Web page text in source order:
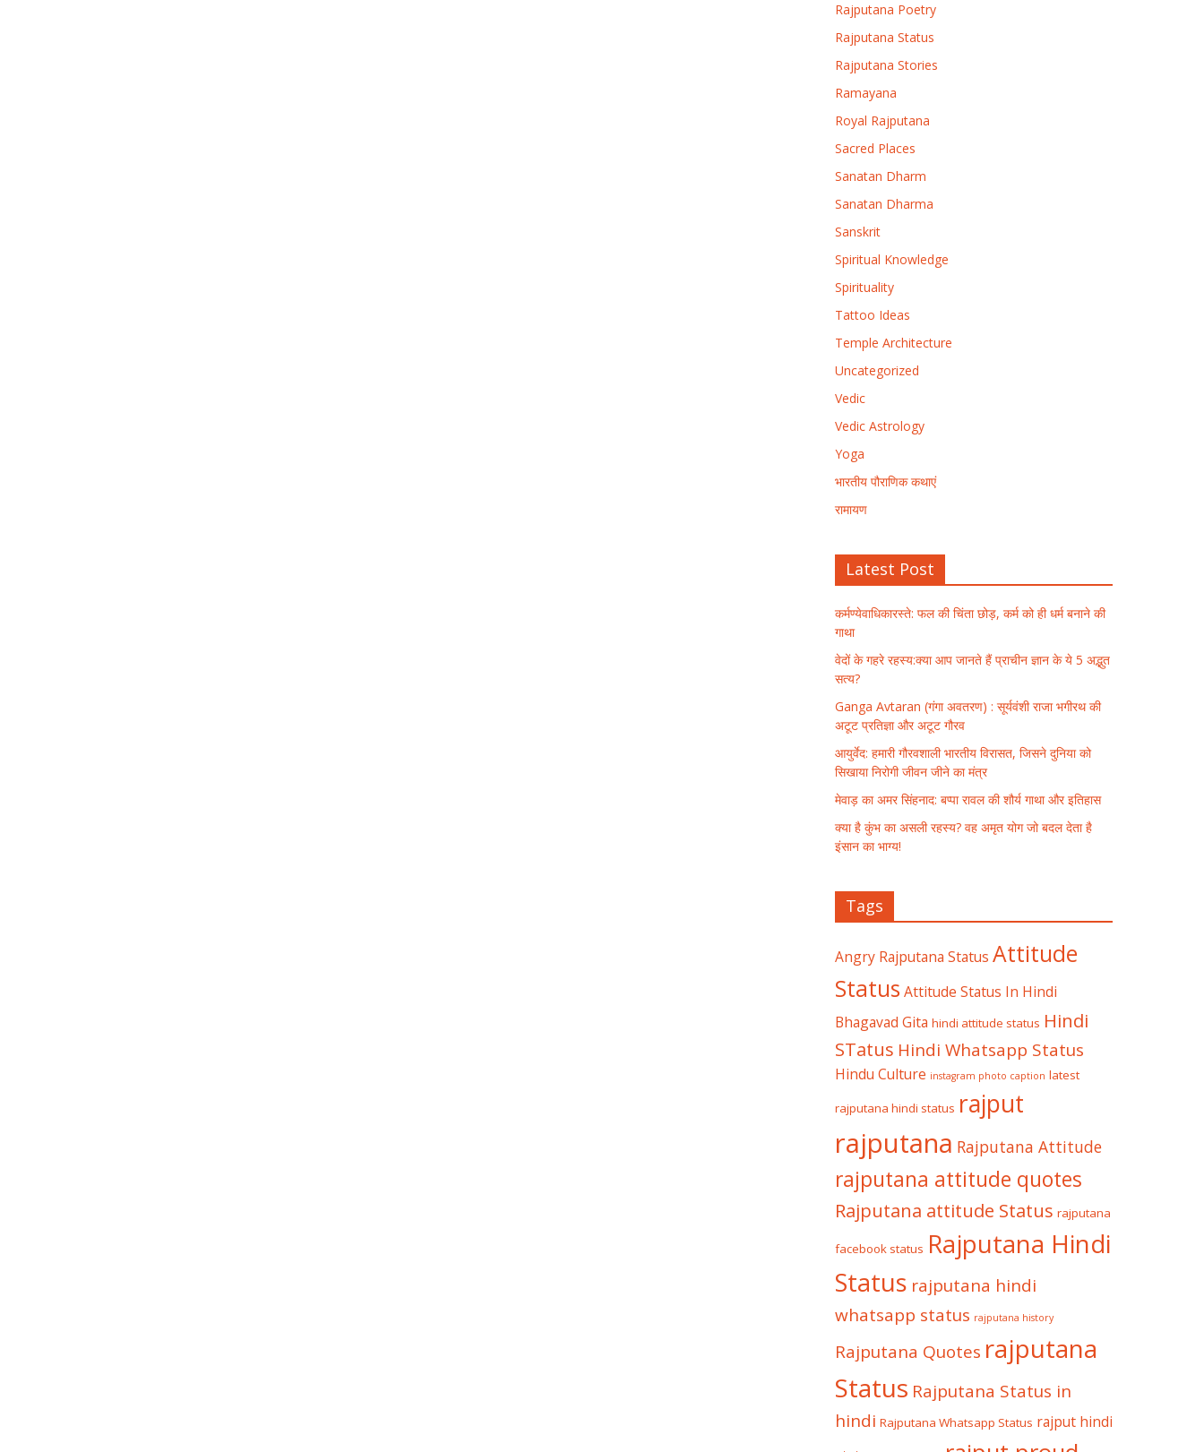
Rajputana Poetry
Rajputana Status
Rajputana Stories
Ramayana
Royal Rajputana
Sacred Places
Sanatan Dharm
Sanatan Dharma
Sanskrit
Spiritual Knowledge
Spirituality
Tattoo Ideas
Temple Architecture
Uncategorized
Vedic
Vedic Astrology
Yoga
भारतीय पौराणिक कथाएं
रामायण
Latest Post
कर्मण्येवाधिकारस्ते: फल की चिंता छोड़, कर्म को ही धर्म बनाने की
गाथा
वेदों के गहरे रहस्य:क्या आप जानते हैं प्राचीन ज्ञान के ये 5 अद्भुत
सत्य?
Ganga Avtaran (गंगा अवतरण) : सूर्यवंशी राजा भगीरथ की
अटूट प्रतिज्ञा और अटूट गौरव
आयुर्वेद: हमारी गौरवशाली भारतीय विरासत, जिसने दुनिया को
सिखाया निरोगी जीवन जीने का मंत्र
मेवाड़ का अमर सिंहनाद: बप्पा रावल की शौर्य गाथा और इतिहास
क्या है कुंभ का असली रहस्य? वह अमृत योग जो बदल देता है
इंसान का भाग्य!
Tags
Angry Rajputana Status Attitude
Status Attitude Status In Hindi
Bhagavad Gita hindi attitude status Hindi
STatus Hindi Whatsapp Status
Hindu Culture instagram photo caption latest
rajputana hindi status rajput
rajputana Rajputana Attitude
rajputana attitude quotes
Rajputana attitude Status rajputana
facebook status Rajputana Hindi
Status rajputana hindi
whatsapp status rajputana history
Rajputana Quotes rajputana
Status Rajputana Status in
hindi Rajputana Whatsapp Status rajput hindi